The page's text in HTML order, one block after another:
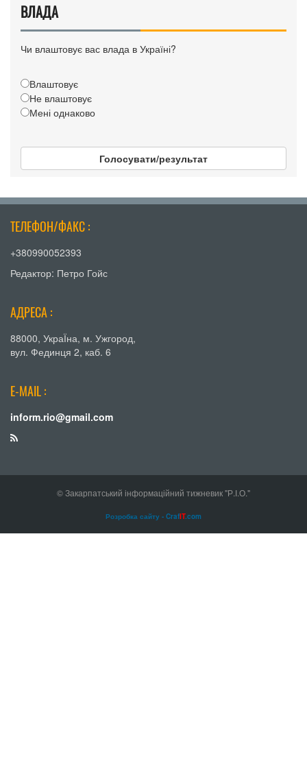
ВЛАДА
Чи влаштовує вас влада в Україні?
Влаштовує
Не влаштовує
Мені однаково
Голосувати/результат
ТЕЛЕФОН/ФАКС :
+380990052393
Редактор: Петро Гойс
АДРЕСА :
88000, УкраЇна, м. Ужгород,
вул. Фединця 2, каб. 6
E-MAIL :
inform.rio@gmail.com
© Закарпатський інформаційний тижневик "Р.І.О."
Розробка сайту - CrafIT.com